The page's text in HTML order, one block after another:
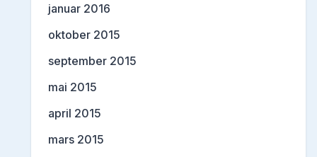
januar 2016
oktober 2015
september 2015
mai 2015
april 2015
mars 2015